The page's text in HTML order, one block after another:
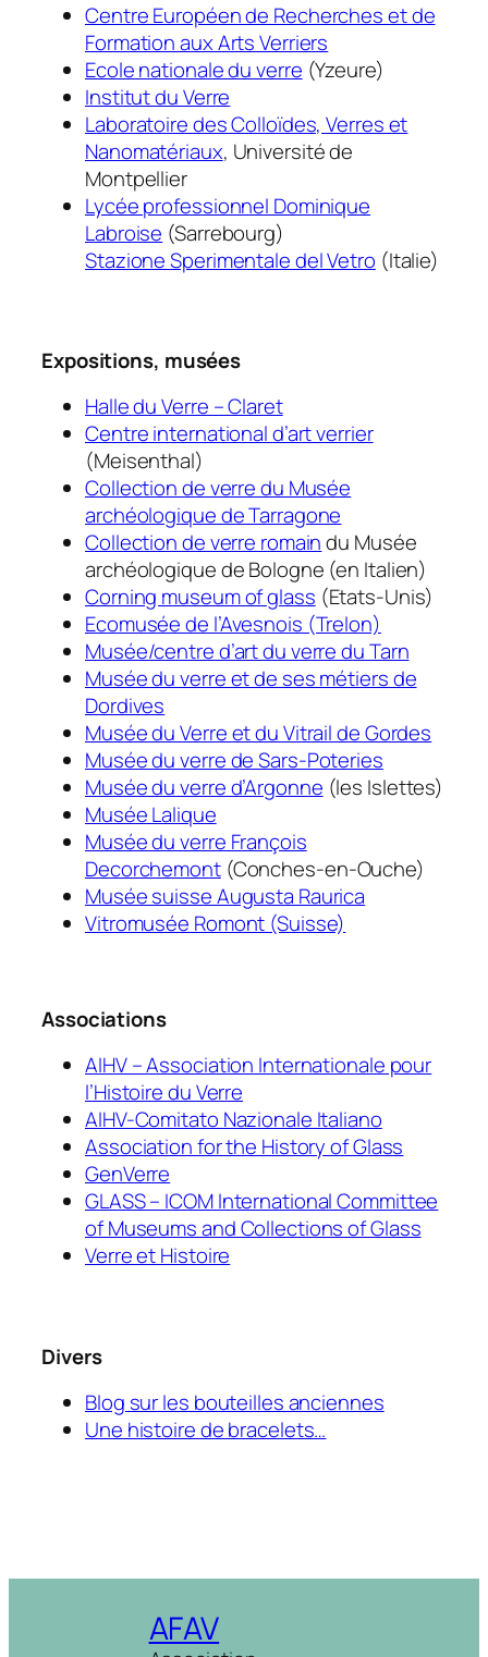
Centre Européen de Recherches et de
Formation aux Arts Verriers
Ecole nationale du verre (Yzeure)
Institut du Verre
Laboratoire des Colloïdes, Verres et
Nanomatériaux, Université de
Montpellier
Lycée professionnel Dominique
Labroise (Sarrebourg)
Stazione Sperimentale del Vetro (Italie)
Expositions, musées
Halle du Verre – Claret
Centre international d’art verrier
(Meisenthal)
Collection de verre du Musée
archéologique de Tarragone
Collection de verre romaindu Musée
archéologique de Bologne (en Italien)
Corning museum of glass (Etats-Unis)
Ecomusée de l’Avesnois (Trelon)
Musée/centre d’art du verre du Tarn
Musée du verre et de ses métiers de
Dordives
Musée du Verre et du Vitrail de Gordes
Musée du verre de Sars-Poteries
Musée du verre d’Argonne (les Islettes)
Musée Lalique
Musée du verre François
Decorchemont(Conches-en-Ouche)
Musée suisse Augusta Raurica
Vitromusée Romont (Suisse)
Associations
AIHV – Association Internationale pour
l’Histoire du Verre
AIHV-Comitato Nazionale Italiano
Association for the History of Glass
GenVerre
GLASS – ICOM International Committee
of Museums and Collections of Glass
Verre et Histoire
Divers
Blog sur les bouteilles anciennes
Une histoire de bracelets…
AFAV